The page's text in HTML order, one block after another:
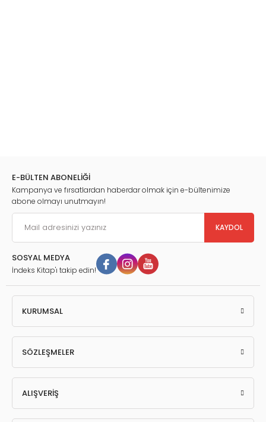
E-BÜLTEN ABONELİĞİ
Kampanya ve fırsatlardan haberdar olmak için e-bültenimize
abone olmayı unutmayın!
KAYDOL
SOSYAL MEDYA
İndeks Kitap'ı takip edin!
KURUMSAL
SÖZLEŞMELER
ALIŞVERİŞ